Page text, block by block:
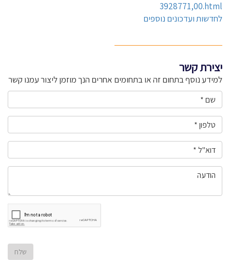
3928771,00.html
לחדשות ועדכונים נוספים
יצירת קשר
למידע נוסף בתחום זה או בתחומים אחרים הנך מוזמן ליצור עמנו קשר